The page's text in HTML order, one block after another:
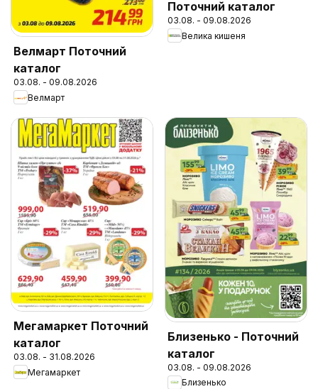
Велмарт Поточний
каталог
03.08. - 09.08.2026
Велмарт
Поточний каталог
03.08. - 09.08.2026
Велика кишеня
Мегамаркет Поточний
каталог
03.08. - 31.08.2026
Мегамаркет
Близенько - Поточний
каталог
03.08. - 09.08.2026
Близенько